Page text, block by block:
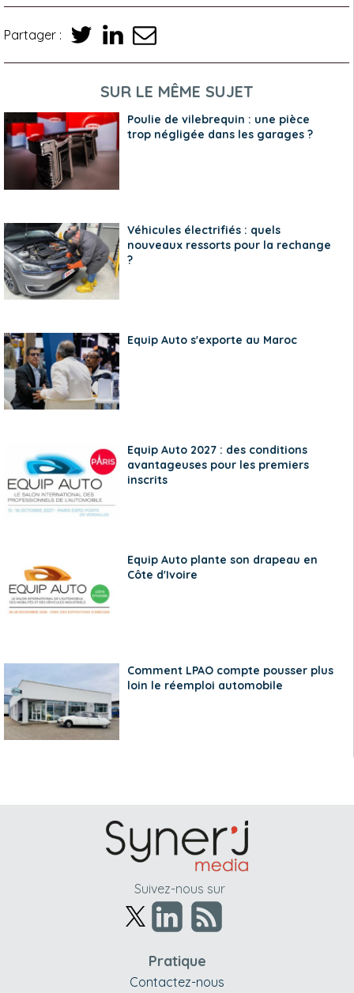
Partager :
SUR LE MÊME SUJET
Poulie de vilebrequin : une pièce
trop négligée dans les garages ?
Véhicules électrifiés : quels
nouveaux ressorts pour la rechange
?
Equip Auto s'exporte au Maroc
Equip Auto 2027 : des conditions
avantageuses pour les premiers
inscrits
Equip Auto plante son drapeau en
Côte d'Ivoire
Comment LPAO compte pousser plus
loin le réemploi automobile
Suivez-nous sur
Pratique
Contactez-nous